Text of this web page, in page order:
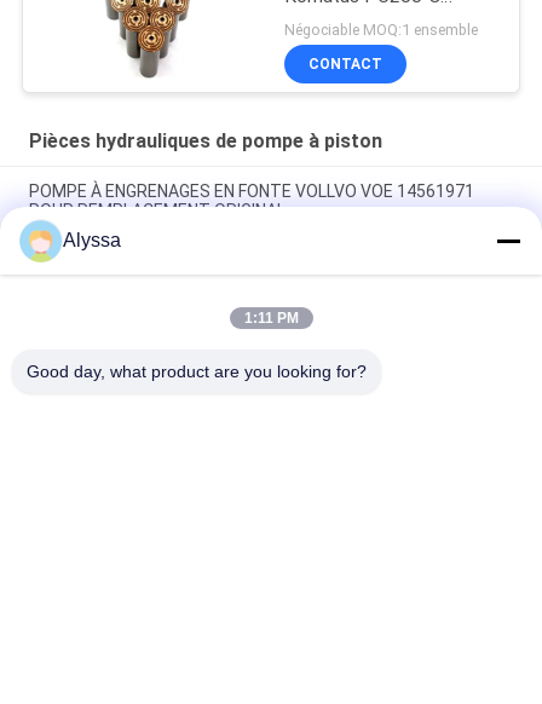
Pompes hydrauliques
Négociable MOQ:1 ensemble
CONTACT
Pièces hydrauliques de pompe à piston
POMPE À ENGRENAGES EN FONTE VOLLVO VOE 14561971
POUR REMPLACEMENT ORIGINAL
POMPE À ENGRENAGES EN FONTE VOLLVO VOE 14537295
POUR REMPLACEMENT ORIGINAL
Pompes à engrenages en fonte VOLLVO VOE 14782798 pour le
Alyssa
1:11 PM
Good day, what product are you looking for?